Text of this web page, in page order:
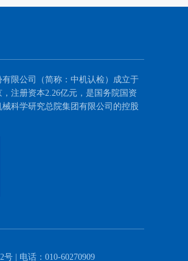
限公司（简称：中机认检）成立于
注册资本2.26亿元，是国务院国资
科学研究总院集团有限公司的控股
| 电话：010-60270909